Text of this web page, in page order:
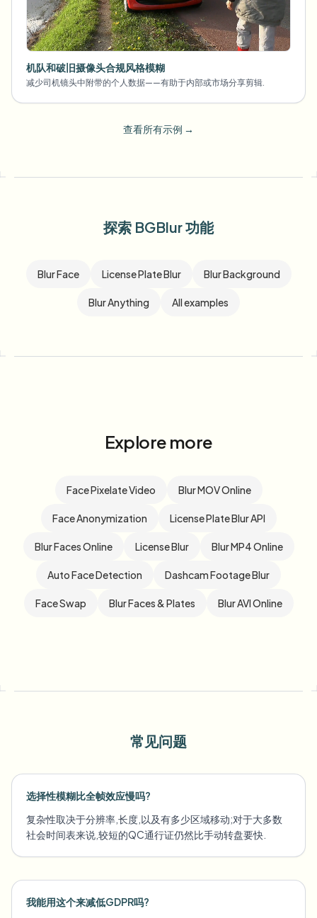
机队和破旧摄像头合规风格模糊
减少司机镜头中附带的个人数据——有助于内部或市场分享剪辑.
查看所有示例 →
探索 BGBlur 功能
Blur Face License Plate Blur Blur Background
Blur Anything All examples
Explore more
Face Pixelate Video Blur MOV Online
Face Anonymization License Plate Blur API
Blur Faces Online License Blur Blur MP4 Online
Auto Face Detection Dashcam Footage Blur
Face Swap Blur Faces & Plates Blur AVI Online
常见问题
选择性模糊比全帧效应慢吗?
复杂性取决于分辨率,长度,以及有多少区域移动;对于大多数
社会时间表来说,较短的QC通行证仍然比手动转盘要快.
我能用这个来减低GDPR吗?